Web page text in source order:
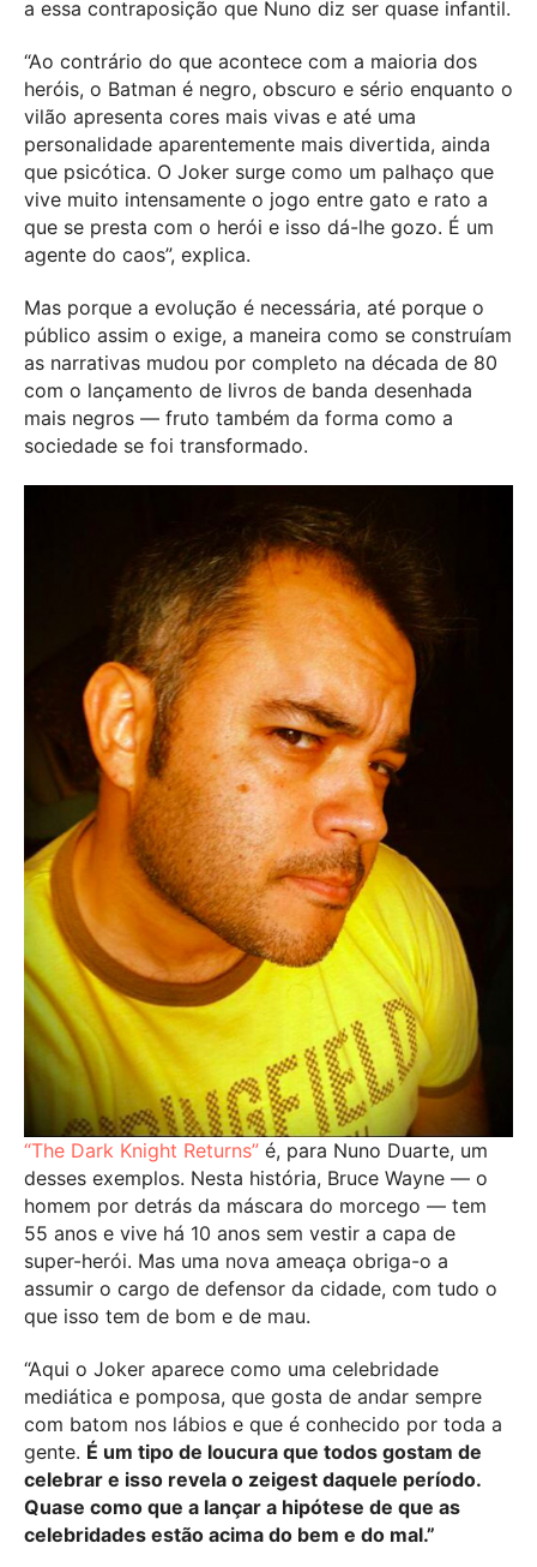
a essa contraposição que Nuno diz ser quase infantil.
“Ao contrário do que acontece com a maioria dos
heróis, o Batman é negro, obscuro e sério enquanto o
vilão apresenta cores mais vivas e até uma
personalidade aparentemente mais divertida, ainda
que psicótica. O Joker surge como um palhaço que
vive muito intensamente o jogo entre gato e rato a
que se presta com o herói e isso dá-lhe gozo. É um
agente do caos”, explica.
Mas porque a evolução é necessária, até porque o
público assim o exige, a maneira como se construíam
as narrativas mudou por completo na década de 80
com o lançamento de livros de banda desenhada
mais negros — fruto também da forma como a
sociedade se foi transformado.
“The Dark Knight Returns” é, para Nuno Duarte, um
desses exemplos. Nesta história, Bruce Wayne — o
homem por detrás da máscara do morcego — tem
55 anos e vive há 10 anos sem vestir a capa de
super-herói. Mas uma nova ameaça obriga-o a
assumir o cargo de defensor da cidade, com tudo o
que isso tem de bom e de mau.
“Aqui o Joker aparece como uma celebridade
mediática e pomposa, que gosta de andar sempre
com batom nos lábios e que é conhecido por toda a
gente. É um tipo de loucura que todos gostam de
celebrar e isso revela o zeigest daquele período.
Quase como que a lançar a hipótese de que as
celebridades estão acima do bem e do mal.”